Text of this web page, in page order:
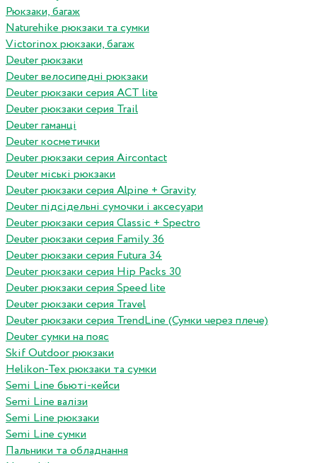
Рюкзаки, багаж
Naturehike рюкзаки та сумки
Victorinox рюкзаки, багаж
Deuter рюкзаки
Deuter велосипедні рюкзаки
Deuter рюкзаки серия ACT lite
Deuter рюкзаки серия Trail
Deuter гаманці
Deuter косметички
Deuter рюкзаки серия Aircontact
Deuter міські рюкзаки
Deuter рюкзаки серия Alpine + Gravity
Deuter підсідельні сумочки і аксесуари
Deuter рюкзаки серия Classic + Spectro
Deuter рюкзаки серия Family 36
Deuter рюкзаки серия Futura 34
Deuter рюкзаки серия Hip Packs 30
Deuter рюкзаки серия Speed lite
Deuter рюкзаки серия Travel
Deuter рюкзаки серия TrendLine (Сумки через плече)
Deuter сумки на пояс
Skif Outdoor рюкзаки
Helikon-Tex рюкзаки та сумки
Semi Line бьюті-кейси
Semi Line валізи
Semi Line рюкзаки
Semi Line сумки
Пальники та обладнання